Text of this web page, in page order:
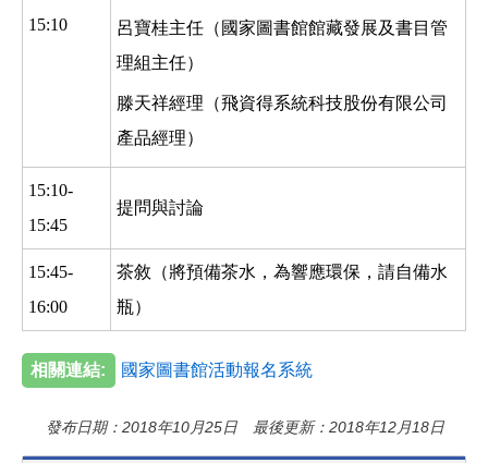
15:10
呂寶桂主任（國家圖書館館藏發展及書目管
理組主任）
滕天祥經理（飛資得系統科技股份有限公司
產品經理）
15:10-
15:45
提問與討論
15:45-
16:00
茶敘（將預備茶水，為響應環保，請自備水
瓶）
相關連結: 國家圖書館活動報名系統
發布日期：2018年10月25日 最後更新：2018年12月18日